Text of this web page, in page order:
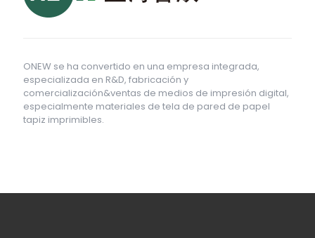
ONEW se ha convertido en una empresa integrada,
especializada en R&D, fabricación y
comercialización&ventas de medios de impresión digital,
especialmente materiales de tela de pared de papel
tapiz imprimibles.